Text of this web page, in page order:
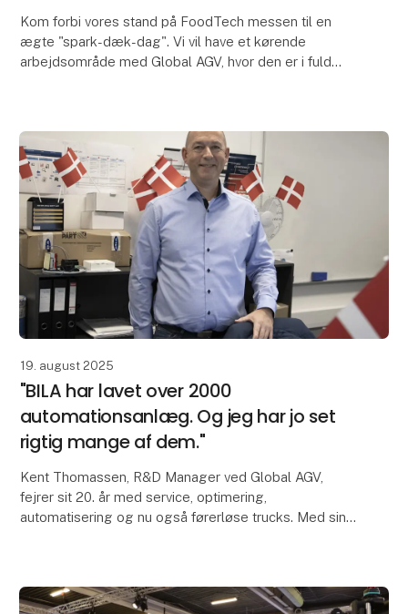
Kom forbi vores stand på FoodTech messen til en
ægte "spark-dæk-dag". Vi vil have et kørende
arbejdsområde med Global AGV, hvor den er i fuld
19. august 2025
"BILA har lavet over 2000
automationsanlæg. Og jeg har jo set
rigtig mange af dem."
Kent Thomassen, R&D Manager ved Global AGV,
fejrer sit 20. år med service, optimering,
automatisering og nu også førerløse trucks. Med sin